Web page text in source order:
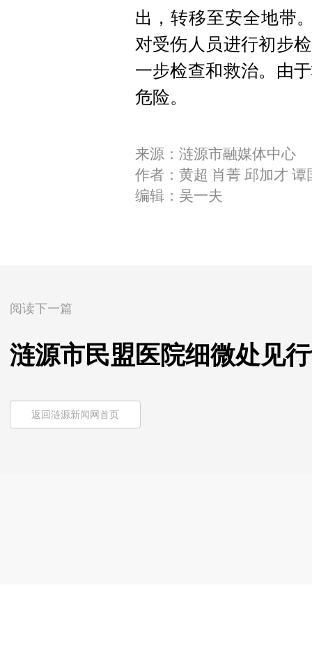
出，转移至安全地带
对受伤人员进行初步
一步检查和救治。由
危险。
来源：涟源市融媒体中心
作者：黄超 肖菁 邱加才 谭
编辑：吴一夫
阅读下一篇
涟源市民盟医院细微处见
返回涟源新闻网首页